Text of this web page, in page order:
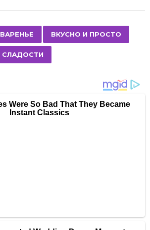
ВАРЕНЬЕ ВКУСНО И ПРОСТО
СЛАДОСТИ